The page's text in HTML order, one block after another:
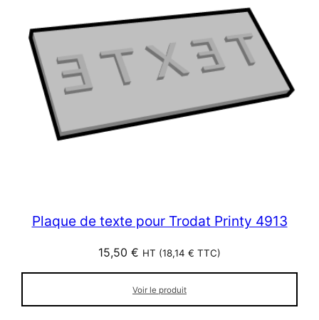
Plaque de texte pour Trodat Printy 4913
15,50 € HT (18,14 € TTC)
Voir le produit